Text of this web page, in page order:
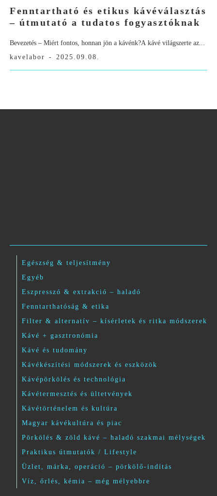
Fenntartható és etikus kávéválasztás
– útmutató a tudatos fogyasztóknak
Bevezetés – Miért fontos, honnan jön a kávénk?A kávé világszerte az...
kavelabor
- 2025.09.08.
Egészség & teljesítmény
Egyéb
Eszpresszó & extrakció – haladó
Fenntarthatóság & etika
Filter & alternatív – kísérletek és ritka módszerek
Kávé + gasztronómia
Kávé és tudomány
Kávékészítési módszerek és eszközök
Kávépörkölés és technológia
Kávétermesztés és ültetvények
Kávétörténelem és kultúra
Magyar kávékultúra és piac
Pörkölés & zöld kávé – haladó szakmai mélységek
Praktikus útmutatók / Lifestyle
Üzlet, márka, operáció – pörkölő-indítás
Víz, őrlés, kémia – még mélyebbre